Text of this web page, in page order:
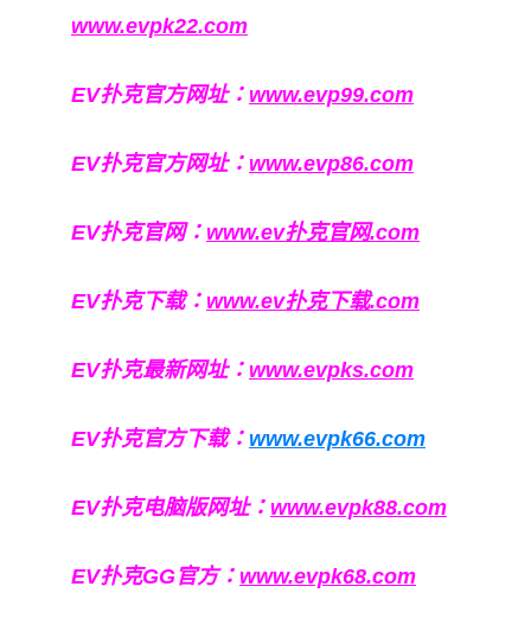
www.evpk22.com
EV扑克官方网址： www.evp99.com
EV扑克官方网址： www.evp86.com
EV扑克官网： www.ev扑克官网.com
EV扑克下载： www.ev扑克下载.com
EV扑克最新网址： www.evpks.com
EV扑克官方下载： www.evpk66.com
EV扑克电脑版网址： www.evpk88.com
EV扑克GG官方： www.evpk68.com